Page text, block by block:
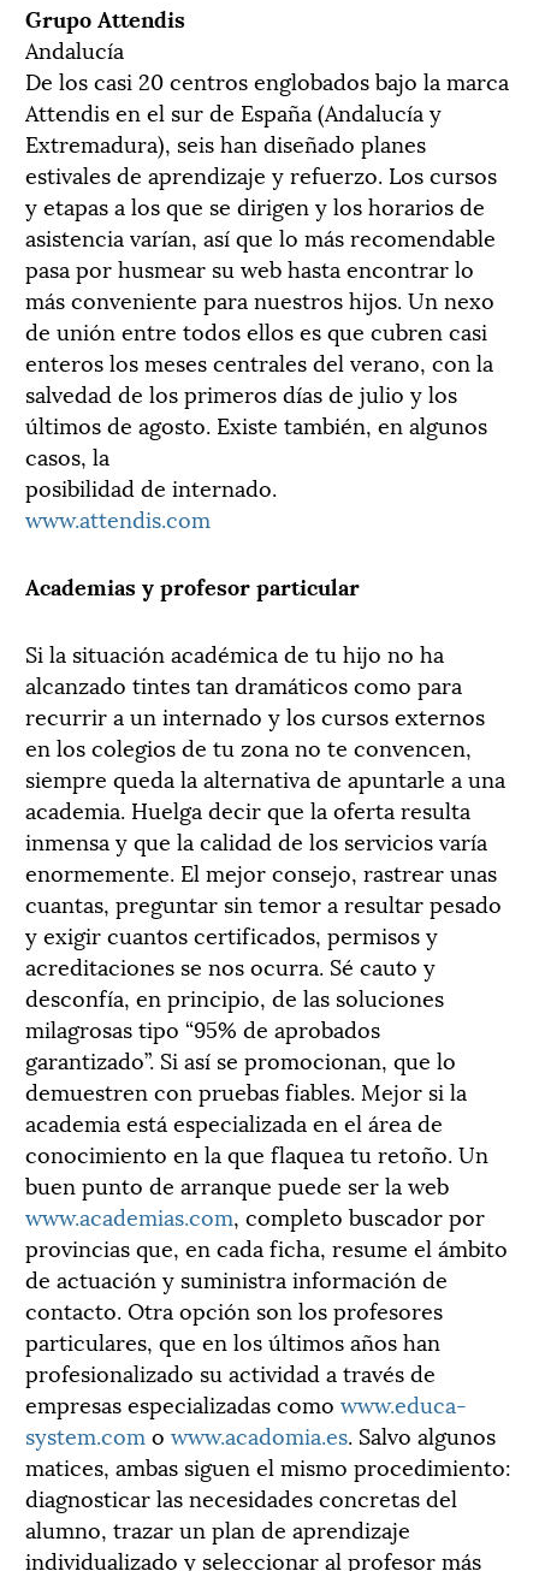
Grupo Attendis
Andalucía
De los casi 20 centros englobados bajo la marca
Attendis en el sur de España (Andalucía y
Extremadura), seis han diseñado planes
estivales de aprendizaje y refuerzo. Los cursos
y etapas a los que se dirigen y los horarios de
asistencia varían, así que lo más recomendable
pasa por husmear su web hasta encontrar lo
más conveniente para nuestros hijos. Un nexo
de unión entre todos ellos es que cubren casi
enteros los meses centrales del verano, con la
salvedad de los primeros días de julio y los
últimos de agosto. Existe también, en algunos
casos, la
posibilidad de internado.
www.attendis.com
Academias y profesor particular
Si la situación académica de tu hijo no ha
alcanzado tintes tan dramáticos como para
recurrir a un internado y los cursos externos
en los colegios de tu zona no te convencen,
siempre queda la alternativa de apuntarle a una
academia. Huelga decir que la oferta resulta
inmensa y que la calidad de los servicios varía
enormemente. El mejor consejo, rastrear unas
cuantas, preguntar sin temor a resultar pesado
y exigir cuantos certificados, permisos y
acreditaciones se nos ocurra. Sé cauto y
desconfía, en principio, de las soluciones
milagrosas tipo “95% de aprobados
garantizado”. Si así se promocionan, que lo
demuestren con pruebas fiables. Mejor si la
academia está especializada en el área de
conocimiento en la que flaquea tu retoño. Un
buen punto de arranque puede ser la web
www.academias.com, completo buscador por
provincias que, en cada ficha, resume el ámbito
de actuación y suministra información de
contacto. Otra opción son los profesores
particulares, que en los últimos años han
profesionalizado su actividad a través de
empresas especializadas como www.educa-
system.com o www.acadomia.es. Salvo algunos
matices, ambas siguen el mismo procedimiento:
diagnosticar las necesidades concretas del
alumno, trazar un plan de aprendizaje
individualizado y seleccionar al profesor más